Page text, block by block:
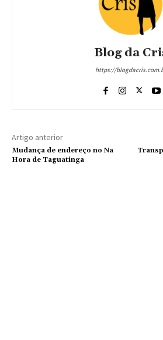
Blog da
https://
Artigo anterior
Mudança de endereço no Na
Hora de Taguatinga